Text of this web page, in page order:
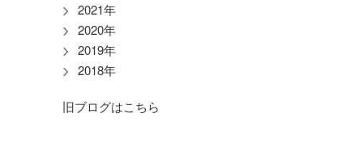
2021年
2020年
2019年
2018年
旧ブログはこちら